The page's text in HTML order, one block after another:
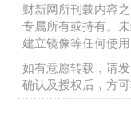
财新网所刊载内容
专属所有或持有。
建立镜像等任何使用
如有意愿转载，请
确认及授权后，方可